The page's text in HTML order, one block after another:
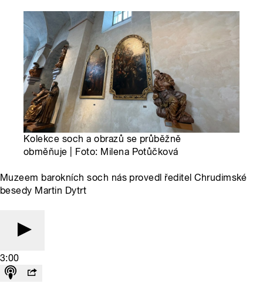
Kolekce soch a obrazů se průběžně
obměňuje | Foto: Milena Potůčková
Muzeem barokních soch nás provedl ředitel Chrudimské
besedy Martin Dytrt
3:00